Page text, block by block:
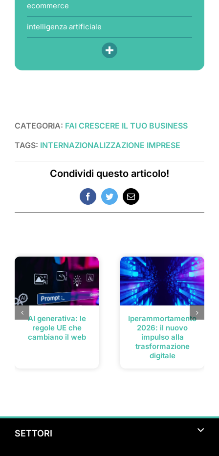
ecommerce
intelligenza artificiale
CATEGORIA: FAI CRESCERE IL TUO BUSINESS
TAGS: INTERNAZIONALIZZAZIONE IMPRESE
Condividi questo articolo!
FacebookTwitterEmail
AI generativa: le
regole UE che
cambiano il web
Iperammortamento
2026: il nuovo
impulso alla
trasformazione
digitale
SETTORI